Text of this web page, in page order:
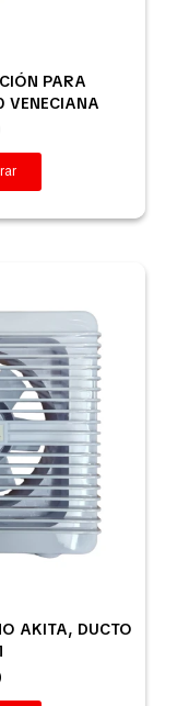
PARA
VENECIANA
AKITA, DUCTO